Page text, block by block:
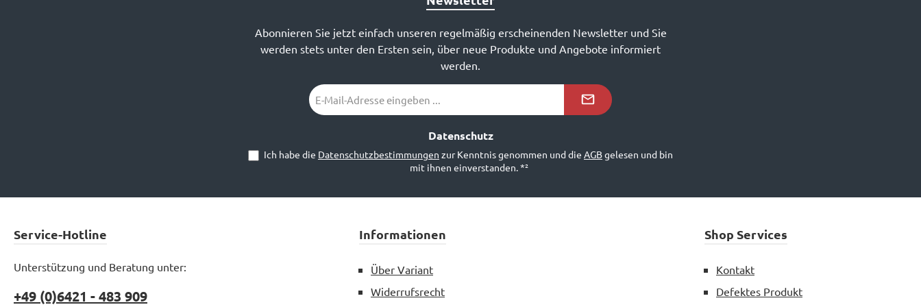
Abonnieren Sie jetzt einfach unseren regelmäßig erscheinenden Newsletter und Sie
werden stets unter den Ersten sein, über neue Produkte und Angebote informiert
werden.
E-
Mail-
Datenschutz
Ich habe die Datenschutzbestimmungen zur Kenntnis genommen und die AGBgelesen und bin
mit ihnen einverstanden.*²
Service-Hotline
Unterstützung und Beratung unter:
+49 (0)6421 - 483 909
Informationen
Über Variant
Widerrufsrecht
Shop Services
Kontakt
Defektes Produkt